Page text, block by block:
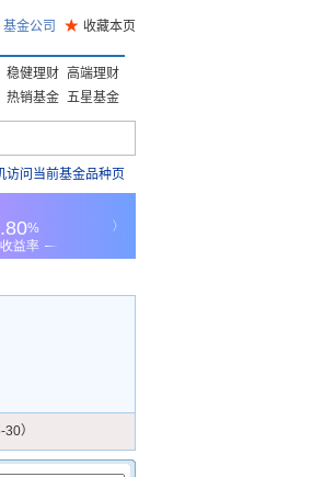
基金公司 ★ 收藏本页
稳健理财 高端理财
热销基金 五星基金
访问当前基金品种页
）